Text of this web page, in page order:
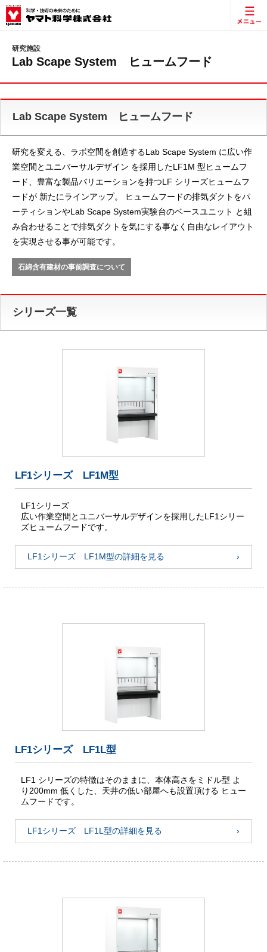
研究施設
Lab Scape System ヒュームフード
Lab Scape System ヒュームフード
研究を変える、ラボ空間を創造するLab Scape System に広い作
業空間とユニバーサルデザイン を採用したLF1M 型ヒュームフ
ード、豊富な製品バリエーションを持つLF シリーズヒュームフ
ードが 新たにラインアップ。 ヒュームフードの排気ダクトをパ
ーティションやLab Scape System実験台のベースユニット と組
み合わせることで排気ダクトを気にする事なく自由なレイアウト
を実現させる事が可能です。
石綿含有建材の事前調査について
シリーズ一覧
LF1シリーズ LF1M型
LF1シリーズ
広い作業空間とユニバーサルデザインを採用したLF1シリー
ズヒュームフードです。
LF1シリーズ LF1M型の詳細を見る
LF1シリーズ LF1L型
LF1 シリーズの特徴はそのままに、本体高さをミドル型 よ
り200mm 低くした、天井の低い部屋へも設置頂ける ヒュー
ムフードです。
LF1シリーズ LF1L型の詳細を見る